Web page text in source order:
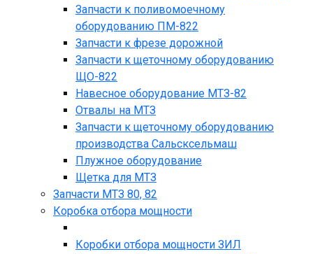
Запчасти к поливомоечному
оборудованию ПМ-822
Запчасти к фрезе дорожной
Запчасти к щеточному оборудованию
ЩО-822
Навесное оборудование МТЗ-82
Отвалы на МТЗ
Запчасти к щеточному оборудованию
производства Сальсксельмаш
Плужное оборудование
Щетка для МТЗ
Запчасти МТЗ 80, 82
Коробка отбора мощности
Коробки отбора мощности ЗИЛ